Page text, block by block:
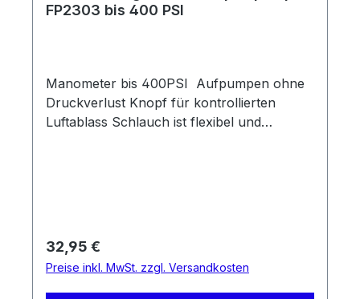
FP2303 bis 400 PSI
Manometer bis 400PSI Aufpumpen ohne
Druckverlust Knopf für kontrollierten
Luftablass Schlauch ist flexibel und
Regulärer Preis:
32,95 €
Preise inkl. MwSt. zzgl. Versandkosten